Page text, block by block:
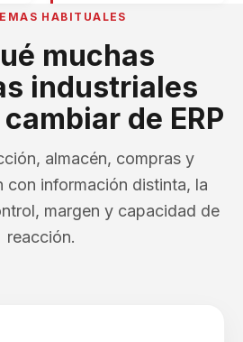
HABITUALES
muchas
industriales
de ERP
almacén, compras y
con información distinta, la
margen y capacidad de
reacción.